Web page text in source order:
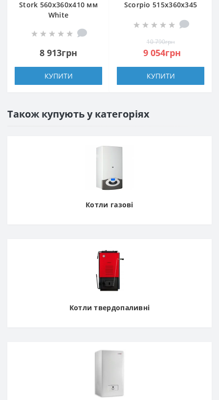
Stork 560х360х410 мм
White
8 913грн
КУПИТИ
Scorpio 515x360x345
10 790грн
9 054грн
КУПИТИ
Також купують у категоріях
Котли газові
Котли твердопаливні